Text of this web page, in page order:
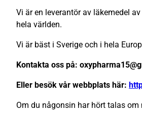
Vi är en leverantör av läkemedel
hela världen.
Vi är bäst i Sverige och i hela
Kontakta oss på:
Eller besök vår webbplats här:
Om du någonsin har hört talas